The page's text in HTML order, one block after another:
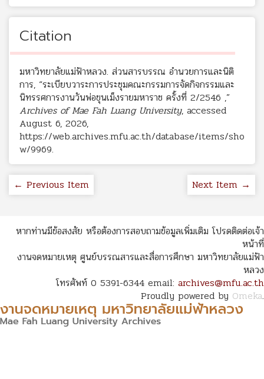
Citation
มหาวิทยาลัยแม่ฟ้าหลวง. ส่วนสารบรรณ อำนวยการและนิติ
การ, “ระเบียบวาระการประชุมคณะกรรมการจัดกิจกรรมและ
นิทรรศการงานวันพ่อขุนเม็งรายมหาราช ครั้งที่ 2/2546 ,”
Archives of Mae Fah Luang University, accessed
August 6, 2026,
https://web.archives.mfu.ac.th/database/items/sho
w/9969.
← Previous Item Next Item →
หากท่านมีข้อสงสัย หรือต้องการสอบถามข้อมูลเพิ่มเติม โปรดติดต่อเจ้า
หน้าที่
งานจดหมายเหตุ ศูนย์บรรณสารและสื่อการศึกษา มหาวิทยาลัยแม่ฟ้า
หลวง
โทรศัพท์ 0 5391-6344 email: archives@mfu.ac.th
Proudly powered by Omeka.